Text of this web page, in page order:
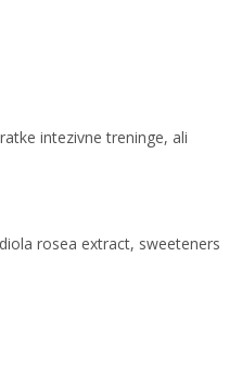
intezivne treninge, ali
rosea extract, sweeteners